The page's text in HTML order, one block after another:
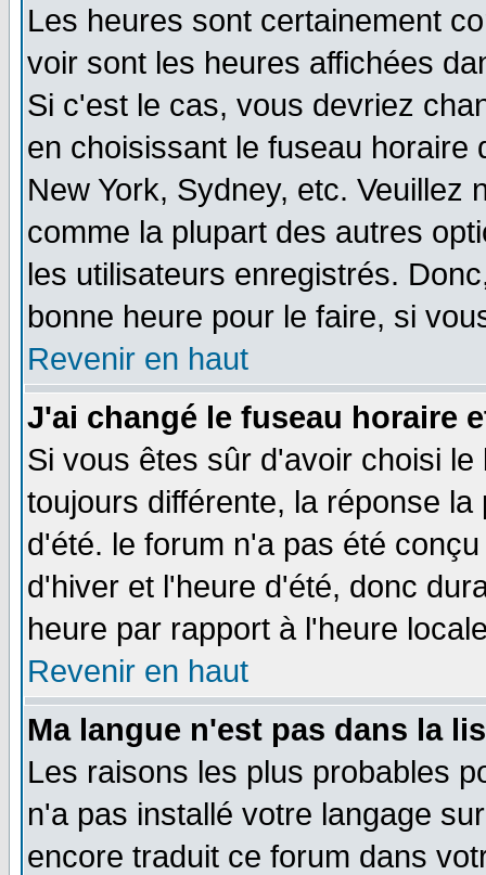
Les heures sont certainement
voir sont les heures affichées
Si c'est le cas, vous devriez
en choisissant le fuseau
New York, Sydney, etc. Veuillez
comme la plupart des autres
les utilisateurs enregistrés.
bonne heure pour le faire, si
Revenir en haut
J'ai changé le fuseau horaire
Si vous êtes sûr d'avoir choisi
toujours différente, la réponse
d'été. le forum n'a pas été
d'hiver et l'heure d'été, donc
heure par rapport à l'heure
Revenir en haut
Ma langue n'est pas dans la
Les raisons les plus probables
n'a pas installé votre langage
encore traduit ce forum dans